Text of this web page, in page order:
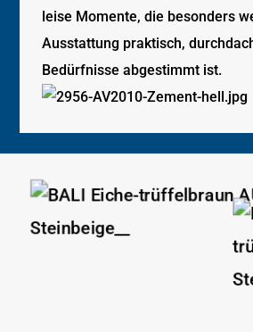
leise Momente, die besonders
Ausstattung praktisch,
Bedürfnisse abgestimmt ist.